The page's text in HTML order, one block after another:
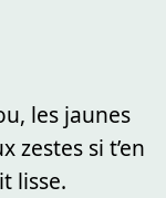
les jaunes
zestes si t’en
lisse.